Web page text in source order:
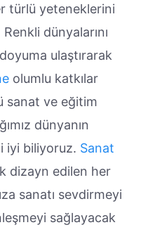
türlü yeteneklerini
dünyalarını
ulaştırarak
olumlu katkılar
sanat ve eğitim
dünyanın
iyi biliyoruz. Sanat
dizayn edilen her
sanatı sevdirmeyi
sağlayacak